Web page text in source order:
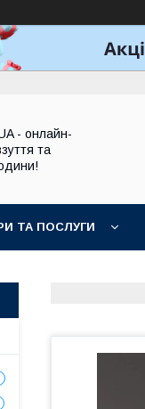
- онлайн-
та
ТА ПОСЛУГИ